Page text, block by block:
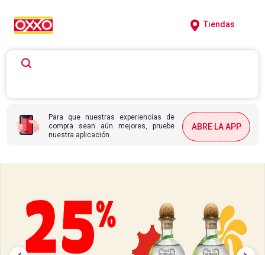
Tiendas
Para que nuestras experiencias de
compra sean aún mejores, pruebe
nuestra aplicación.
ABRE LA APP